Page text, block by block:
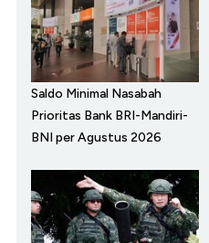
Saldo Minimal Nasabah
Prioritas Bank BRI-Mandiri-
BNI per Agustus 2026